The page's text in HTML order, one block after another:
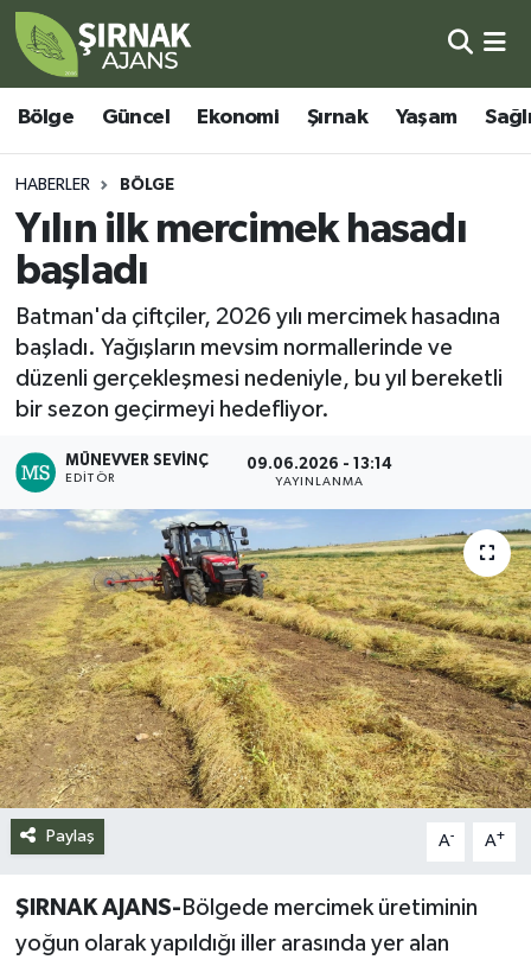
Bölge Güncel Ekonomi Şırnak Yaşam
HABERLER BÖLGE
Yılın ilk mercimek hasadı
başladı
Batman'da çiftçiler, 2026 yılı mercimek hasadına
başladı. Yağışların mevsim normallerinde ve
düzenli gerçekleşmesi nedeniyle, bu yıl bereketli
bir sezon geçirmeyi hedefliyor.
MÜNEVVER SEVINÇ
EDITÖR
09.06.2026 - 13:14
YAYINLANMA
Paylaş A- A+
ŞIRNAK AJANS- Bölgede mercimek üretiminin
yoğun olarak yapıldığı iller arasında yer alan
Bölge
Güncel
Ekonomi
Şırnak
Sağlık
Eğitim
Kültür - Sanat
Siyaset
Spor
Teknoloji
Yazarlar
Şırnak Nöbetçi Eczaneler
Şırnak Hava Durumu
Şirnak Namaz Vakitleri
Şırnak Trafik Yoğunluk Haritası
Süper Lig Puan Durumu ve Fikstür
Tüm Manşetler
Son Dakika Haberleri
Haber Arşivi